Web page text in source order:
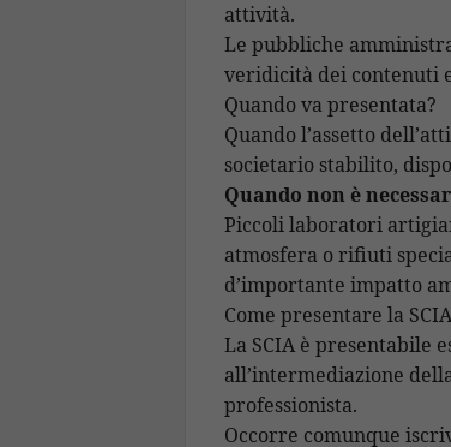
attività.
Le pubbliche
veridicità dei contenuti
Quando va presentata?
Quando l’assetto
societario stabilito,
Quando non è
Piccoli laboratori
atmosfera o rifiuti
d’importante impatto
Come presentare la
La SCIA è presentabile
all’intermediazione
professionista.
Occorre comunque